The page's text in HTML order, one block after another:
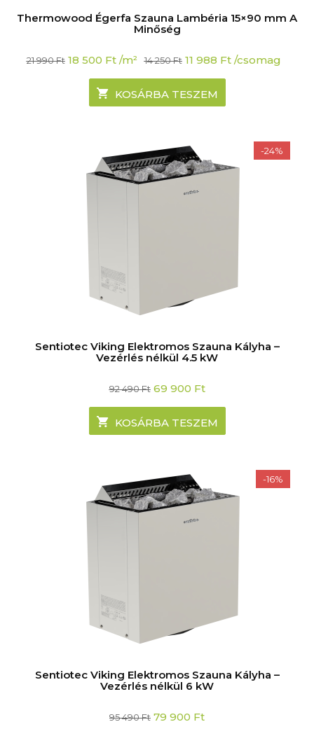
Thermowood Égerfa Szauna Lambéria 15×90 mm A
Minőség
21 990Ft Original
was:
990 Ft.
18 500 FtCurrent
is:
18
500 Ft.
/m² 14 250Ft 11 988 Ft /csomag
KOSÁRBA TESZEM
-24%
Sentiotec Viking Elektromos Szauna Kályha –
Vezérlés nélkül 4.5 kW
92 490Ft Original
was:
92
490 Ft.
69 900 FtCurrent
is:
69
900 Ft.
KOSÁRBA TESZEM
-16%
Sentiotec Viking Elektromos Szauna Kályha –
Vezérlés nélkül 6 kW
95 490Ft Original
79 900 FtCurrent